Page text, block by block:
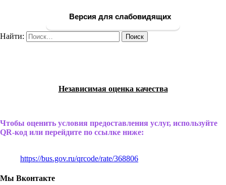
Версия для слабовидящих
Найти:
Независимая оценка качества
Чтобы оценить условия предоставления услуг, используйте
QR-код или перейдите по ссылке ниже:
https://bus.gov.ru/qrcode/rate/368806
Мы Вконтакте